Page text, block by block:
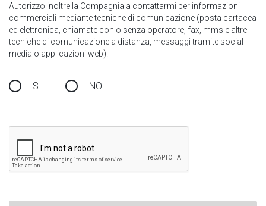
Autorizzo inoltre la Compagnia a contattarmi per informazioni
commerciali mediante tecniche di comunicazione (posta cartacea
ed elettronica, chiamate con o senza operatore, fax, mms e altre
tecniche di comunicazione a distanza, messaggi tramite social
media o applicazioni web).
SI NO